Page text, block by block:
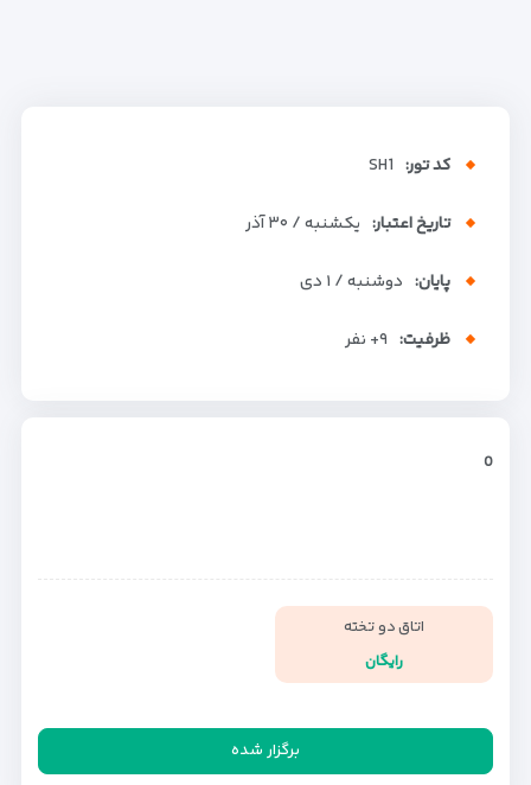
کد تور: SH1
تاریخ اعتبار: یکشنبه / ۳۰ آذر
پایان: دوشنبه / ۱ دی
ظرفیت: +۹ نفر
0
اتاق دو تخته
رایگان
برگزار شده